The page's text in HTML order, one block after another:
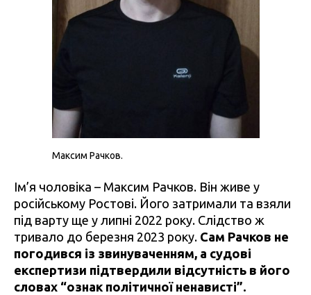
Максим Рачков.
Ім’я чоловіка – Максим Рачков. Він живе у
російському Ростові. Його затримали та взяли
під варту ще у липні 2022 року. Слідство ж
тривало до березня 2023 року. Сам Рачков не
погодився із звинуваченням, а судові
експертизи підтвердили відсутність в його
словах “ознак політичної ненависті”.